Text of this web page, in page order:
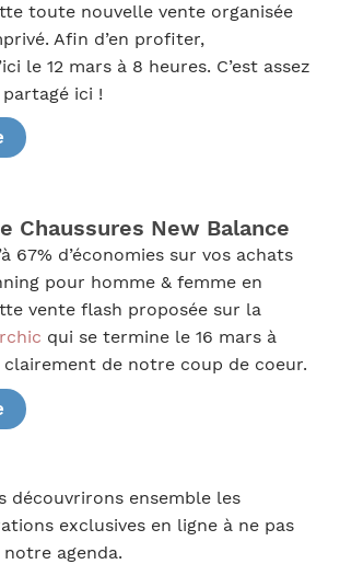
toute nouvelle vente organisée
Afin d’en profiter,
le 12 mars à 8 heures. C’est assez
ici !
Chaussures New Balance
67% d’économies sur vos achats
pour homme & femme en
vente flash proposée sur la
qui se termine le 16 mars à
clairement de notre coup de coeur.
découvrirons ensemble les
exclusives en ligne à ne pas
agenda.